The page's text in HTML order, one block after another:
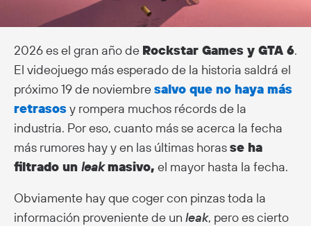
2026 es el gran año de Rockstar Games y GTA 6.
El videojuego más esperado de la historia saldrá el
próximo 19 de noviembresalvo que no haya más
retrasosy rompera muchos récords de la
industria. Por eso, cuanto más se acerca la fecha
más rumores hay y en las últimas horasse ha
filtrado un leakmasivo, el mayor hasta la fecha.
Obviamente hay que coger con pinzas toda la
información proveniente de un leak, pero es cierto